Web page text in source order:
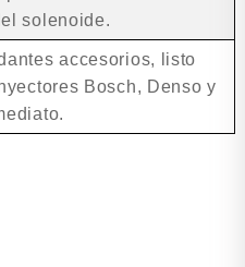
solenoide.
accesorios, listo
Bosch, Denso y